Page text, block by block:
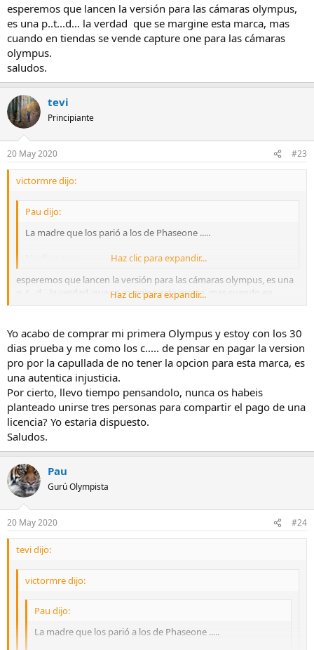
esperemos que lancen la versión para las cámaras olympus,
es una p..t...d... la verdad que se margine esta marca, mas
cuando en tiendas se vende capture one para las cámaras
olympus.
saludos.
tevi
Principiante
20 May 2020 #23
victormre dijo:
Pau dijo:
La madre que los parió a los de Phaseone .....
Haz clic para expandir...
esperemos que lancen la versión para las cámaras olympus, es una
p..t...d... la verdad que se margine esta marca, mas cuando en
tiendas se vende capture one para las cámaras olympus.
Haz clic para expandir...
Yo acabo de comprar mi primera Olympus y estoy con los 30
dias prueba y me como los c..... de pensar en pagar la version
pro por la capullada de no tener la opcion para esta marca, es
una autentica injusticia.
Por cierto, llevo tiempo pensandolo, nunca os habeis
planteado unirse tres personas para compartir el pago de una
licencia? Yo estaria dispuesto.
Saludos.
Pau
Gurú Olympista
20 May 2020 #24
tevi dijo:
victormre dijo:
Pau dijo:
La madre que los parió a los de Phaseone .....